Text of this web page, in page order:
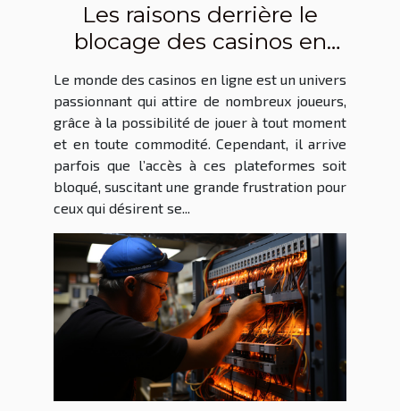
Les raisons derrière le
blocage des casinos en
ligne
Le monde des casinos en ligne est un univers
passionnant qui attire de nombreux joueurs,
grâce à la possibilité de jouer à tout moment
et en toute commodité. Cependant, il arrive
parfois que l’accès à ces plateformes soit
bloqué, suscitant une grande frustration pour
ceux qui désirent se...